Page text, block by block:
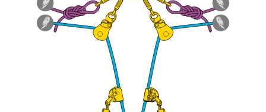
attività. Ne possono esistere altre che non
vengono qui descritte.